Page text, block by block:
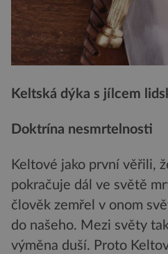
Keltská dýka s jílcem
Doktrína nesmrtelnosti
Keltové jako první věřili,
pokračuje dál ve světě
člověk zemřel v onom
do našeho. Mezi světy
výměna duší. Proto